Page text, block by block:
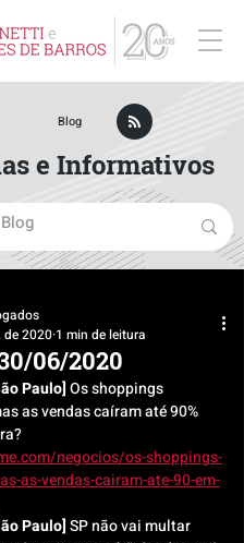
06/2020
de 2020 1 min de leitura
Paulo] Os shoppings
as vendas caíram até 90%
negocios/os-shoppings-
as-vendas-cairam-ate-90-em-
Paulo] SP não vai multar
Blog
e Informativos